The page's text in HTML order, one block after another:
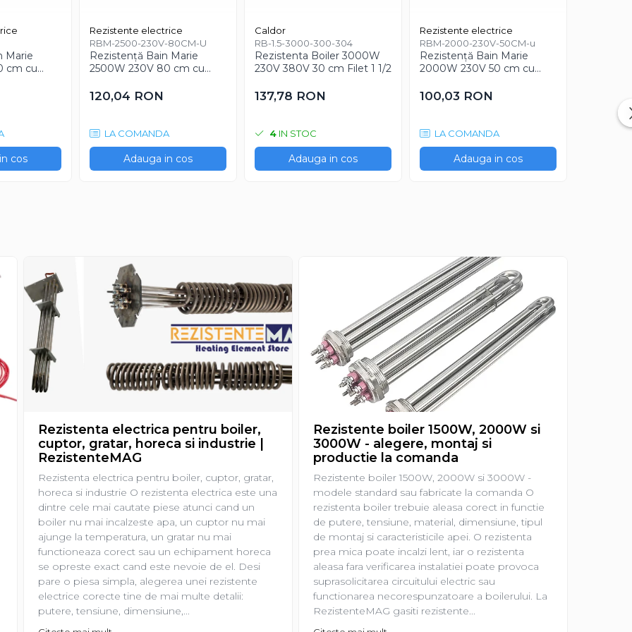
Marie
cm cu
cos
Rezistente electrice
RBM-2500-230V-80CM-U
Rezistență Bain Marie
2500W 230V 80 cm cu
120,04 RON
LA COMANDA
Adauga in cos
Caldor
RB-1.5-3000-300-304
Rezistenta Boiler 3000W
230V 380V 30 cm Filet 1 1/2
137,78 RON
4 IN STOC
Adauga in cos
Rezistente electrice
RBM-2000-230V-50CM-u
Rezistență Bain Marie
2000W 230V 50 cm cu
100,03 RON
LA COMANDA
Adauga in cos
Rezistenta electrica pentru boiler,
cuptor, gratar, horeca si industrie |
RezistenteMAG
Rezistenta electrica pentru boiler, cuptor, gratar,
horeca si industrie O rezistenta electrica este una
dintre cele mai cautate piese atunci cand un
boiler nu mai incalzeste apa, un cuptor nu mai
ajunge la temperatura, un gratar nu mai
functioneaza corect sau un echipament horeca
se opreste exact cand este nevoie de el. Desi
pare o piesa simpla, alegerea unei rezistente
electrice corecte tine de mai multe detalii:
putere, tensiune, dimensiune,...
Rezistente boiler 1500W, 2000W si
3000W - alegere, montaj si
productie la comanda
Rezistente boiler 1500W, 2000W si 3000W -
modele standard sau fabricate la comanda O
rezistenta boiler trebuie aleasa corect in functie
de putere, tensiune, material, dimensiune, tipul
de montaj si caracteristicile apei. O rezistenta
prea mica poate incalzi lent, iar o rezistenta
aleasa fara verificarea instalatiei poate provoca
suprasolicitarea circuitului electric sau
functionarea necorespunzatoare a boilerului. La
RezistenteMAG gasiti rezistente...